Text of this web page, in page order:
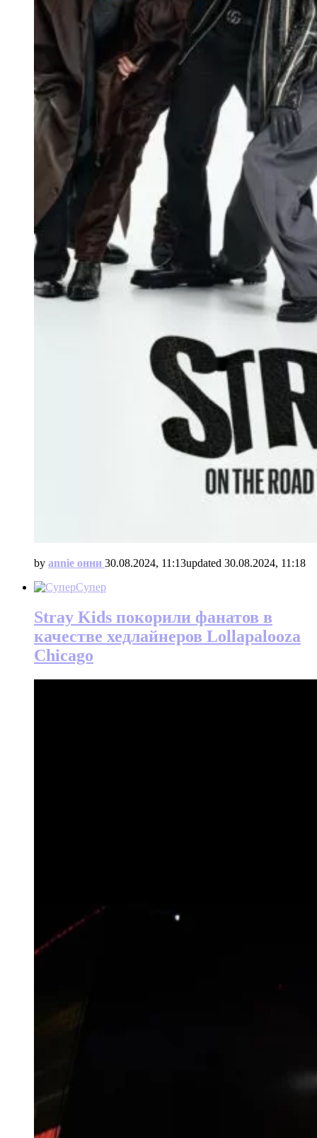
by annie онни 30.08.2024, 11:13updated 30.08.2024, 11:18
Супер
Stray Kids покорили фанатов в
качестве хедлайнеров Lollapalooza
Chicago